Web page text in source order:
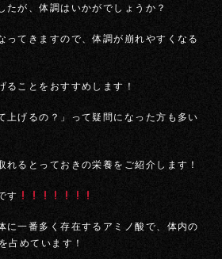
たが、体調はいかがでしょうか？
ってきますので、体調が崩れやすくなる
ることをおすすめします！
上げるの？」って疑問になった方も多い
れるとっておきの栄養をご紹介します！
す
に一番多く存在するアミノ酸で、体内の
占めています！